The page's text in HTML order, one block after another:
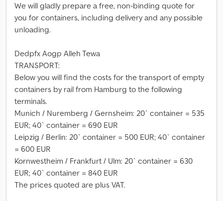
We will gladly prepare a free, non-binding quote for
you for containers, including delivery and any possible
unloading.
Dedpfx Aogp Alleh Tewa
TRANSPORT:
Below you will find the costs for the transport of empty
containers by rail from Hamburg to the following
terminals.
Munich / Nuremberg / Gernsheim: 20` container = 535
EUR; 40` container = 690 EUR
Leipzig / Berlin: 20` container = 500 EUR; 40` container
= 600 EUR
Kornwestheim / Frankfurt / Ulm: 20` container = 630
EUR; 40` container = 840 EUR
The prices quoted are plus VAT.